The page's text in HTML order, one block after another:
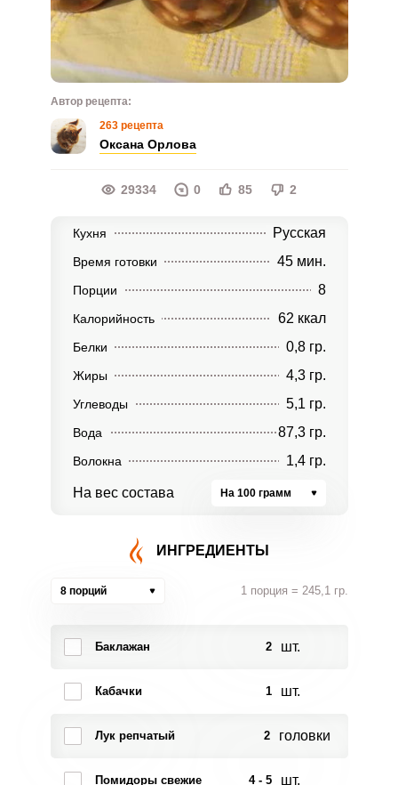
Автор рецепта:
263 рецепта
Оксана Орлова
29334 0 85 2
Кухня Русская
Время готовки 45 мин.
Порции 8
Калорийность 62 ккал
Белки 0,8 гр.
Жиры 4,3 гр.
Углеводы 5,1 гр.
Вода 87,3 гр.
Волокна 1,4 гр.
На вес состава На 100 грамм
ИНГРЕДИЕНТЫ
8 порций 1 порция = 245,1 гр.
Баклажан 2 шт.
Кабачки 1 шт.
Лук репчатый 2 головки
Помидоры свежие 4 - 5 шт.